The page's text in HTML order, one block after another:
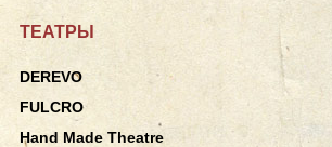
ТЕАТРЫ
DEREVO
FULCRO
Hand Made Theatre